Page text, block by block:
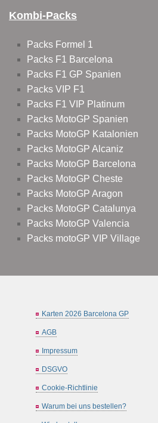
Kombi-Packs
Packs Formel 1
Packs F1 Barcelona
Packs F1 GP Spanien
Packs VIP F1
Packs F1 VIP Platinum
Packs MotoGP Spanien
Packs MotoGP Katalonien
Packs MotoGP Alcaniz
Packs MotoGP Barcelona
Packs MotoGP Cheste
Packs MotoGP Aragon
Packs MotoGP Catalunya
Packs MotoGP Valencia
Packs motoGP VIP Village
Karten 2026 Barcelona GP
AGB
Impressum
DSGVO
Cookie-Richtlinie
Warum bei uns bestellen?